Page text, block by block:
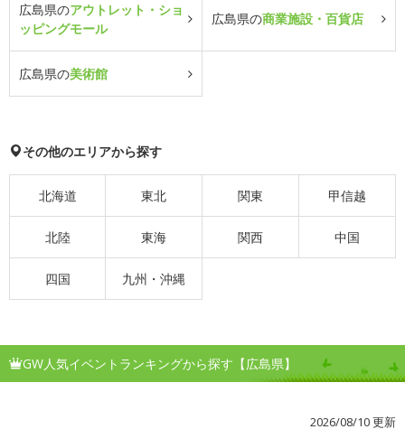
広島県のアウトレット・ショ
ッピングモール
広島県の商業施設・百貨店
広島県の美術館
その他のエリアから探す
北海道 東北 関東 甲信越
北陸 東海 関西 中国
四国 九州・沖縄
GW人気イベントランキングから探す【広島県】
2026/08/10 更新